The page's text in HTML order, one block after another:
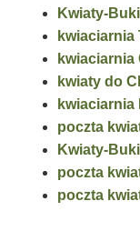
Kwiaty-
kwiaciarnia
kwiaciarnia
kwiaty do
kwiaciarnia
poczta
Kwiaty-
poczta
poczta